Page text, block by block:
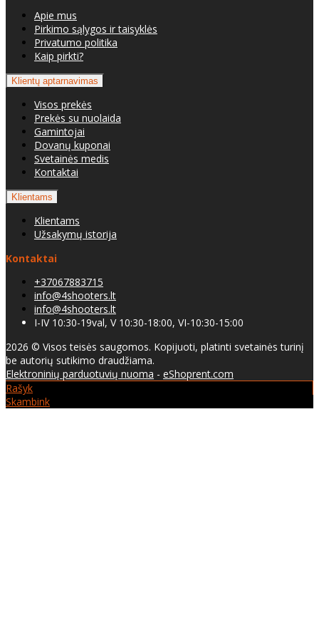
Apie mus
Pirkimo sąlygos ir taisyklės
Privatumo politika
Kaip pirkti?
Klientų aptarnavimas
Visos prekės
Prekės su nuolaida
Gamintojai
Dovanų kuponai
Svetainės medis
Kontaktai
Klientams
Klientams
Užsakymų istorija
Kontaktai
+37067883715
info@4shooters.lt
info@4shooters.lt
I-IV 10:30-19val, V 10:30-18:00, VI-10:30-15:00
2026 © Visos teisės saugomos. Kopijuoti, platinti svetainės turinį
be autorių sutikimo draudžiama.
Elektroninių parduotuvių nuoma - eShoprent.com
Rašyk
Skambink